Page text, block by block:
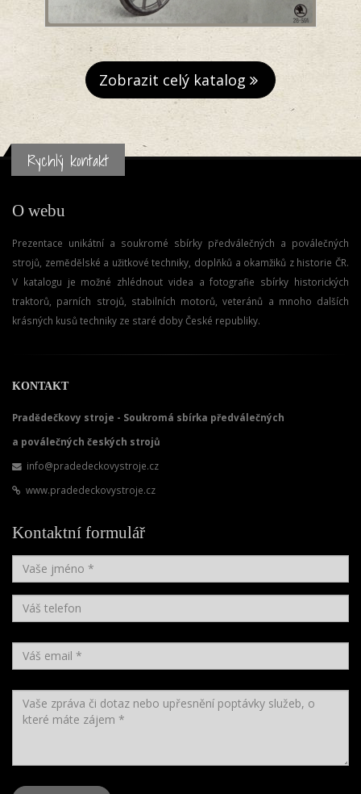
Zobrazit celý katalog
Rychlý kontakt
O webu
Prezentace unikátní a soukromé sbírky předválečných a poválečných
strojů, zemědělské a užitkové techniky, doplňků a okamžiků z historie ČR.
V katalogu je možné zhlédnout videa a fotografie sbírky historických
traktorů, parních strojů, stabilních motorů, veteránů a mnoho dalších
krásných kusů techniky ze staré doby České republiky.
KONTAKT
Pradědečkovy stroje - Soukromá sbírka předválečných
a poválečných českých strojů
info@pradedeckovystroje.cz
www.pradedeckovystroje.cz
Kontaktní formulář